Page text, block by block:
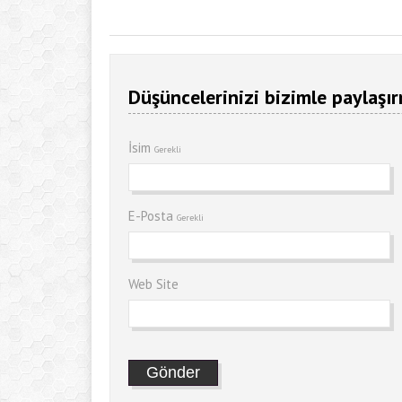
Düşüncelerinizi bizimle
İsim Gerekli
E-Posta Gerekli
Web Site